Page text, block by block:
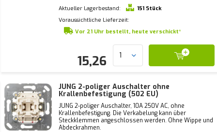
Aktueller Lagerbestand:
151 Stück
Voraussichtliche Lieferzeit:
Vor 21 Uhr bestellt, heute verschickt*
15,26
JUNG 2-poliger Auschalter ohne
Krallenbefestigung (502 EU)
JUNG 2-poliger Auschalter, 10A 250V AC, ohne
Krallenbefestigung. Die Verkabelung kann über
Steckklemmen angeschlossen werden. Ohne Wippe und
Abdeckrahmen.